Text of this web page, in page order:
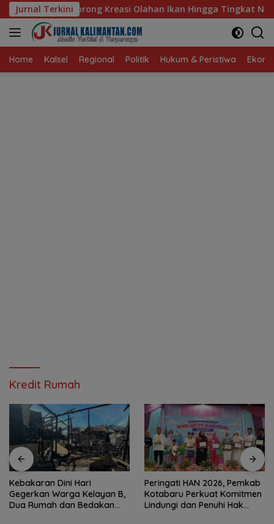
Langsung
ke
konten
Jurnal Terkini
Olahan Ikan Hingga Tingkat Nasional Pada Lomba Masak
Home Kalsel Regional Politik Hukum & Peristiwa
Kredit Rumah
Kebakaran Dini Hari
Gegerkan Warga Kelayan B,
Dua Rumah dan Bedakan
Peringati HAN 2026, Pemkab
Kotabaru Perkuat Komitmen
Lindungi dan Penuhi Hak